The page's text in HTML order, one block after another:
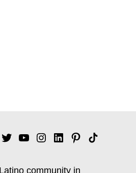
TwitterYouTubeInstagram
Linkedin
Pinterest
Tik
community in